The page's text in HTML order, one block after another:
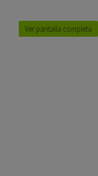
Ver pantalla completa